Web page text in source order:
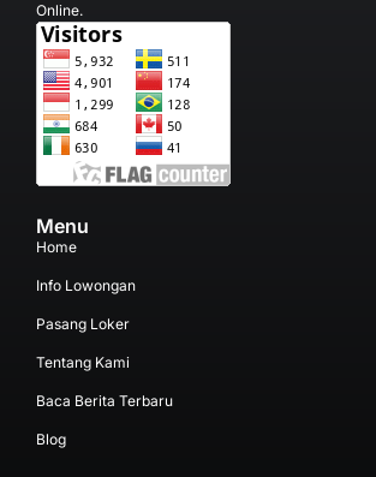
Online.
Menu
Home
Info Lowongan
Pasang Loker
Tentang Kami
Baca Berita Terbaru
Blog